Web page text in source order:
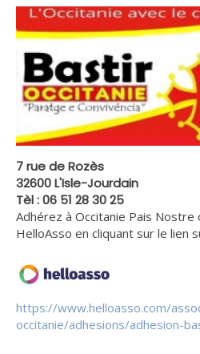
7 rue de Rozès
32600 L'Isle-Jourdain
Tèl : 06 51 28 30 25
Adhérez à Occitanie Pais Nostre
HelloAsso en cliquant sur le lien
https://www.helloasso.com/
occitanie/adhesions/adhesion-